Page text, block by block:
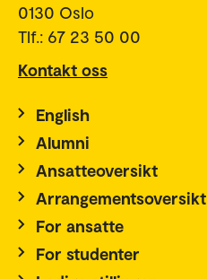
0130 Oslo
Tlf.: 67 23 50 00
Kontakt oss
English
Alumni
Ansatteoversikt
Arrangementsoversikt
For ansatte
For studenter